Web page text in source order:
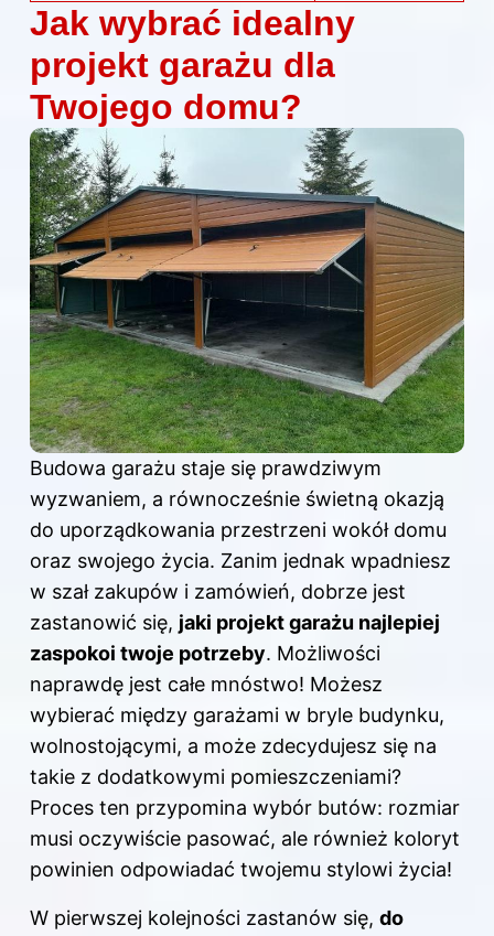
Jak wybrać idealny
projekt garażu dla
Twojego domu?
Budowa garażu staje się prawdziwym
wyzwaniem, a równocześnie świetną okazją
do uporządkowania przestrzeni wokół domu
oraz swojego życia. Zanim jednak wpadniesz
w szał zakupów i zamówień, dobrze jest
zastanowić się, jaki projekt garażu najlepiej
zaspokoi twoje potrzeby. Możliwości
naprawdę jest całe mnóstwo! Możesz
wybierać między garażami w bryle budynku,
wolnostojącymi, a może zdecydujesz się na
takie z dodatkowymi pomieszczeniami?
Proces ten przypomina wybór butów: rozmiar
musi oczywiście pasować, ale również koloryt
powinien odpowiadać twojemu stylowi życia!
W pierwszej kolejności zastanów się, do